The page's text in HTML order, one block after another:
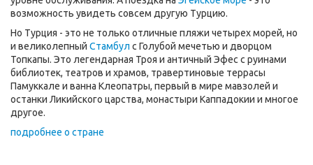
возможность увидеть совсем другую Турцию.
Но Турция - это не только отличные пляжи четырех морей, но
и великолепный Стамбул с Голубой мечетью и дворцом
Топкапы. Это легендарная Троя и античный Эфес с руинами
библиотек, театров и храмов, травертиновые террасы
Памуккале и ванна Клеопатры, первый в мире мавзолей и
останки Ликийского царства, монастыри Каппадокии и многое
другое.
подробнее о стране